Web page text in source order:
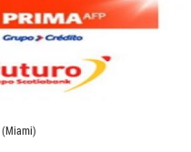
(Miami)